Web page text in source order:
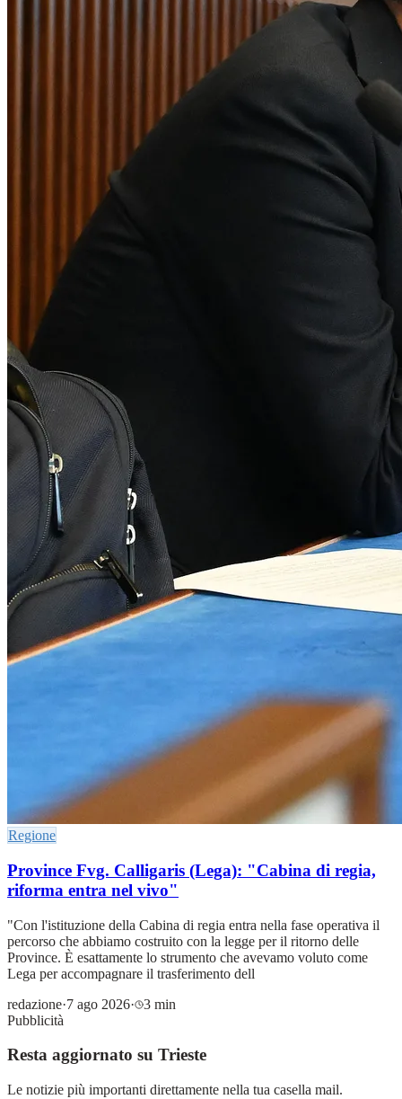
Regione
Province Fvg. Calligaris (Lega): "Cabina di regia,
riforma entra nel vivo"
"Con l'istituzione della Cabina di regia entra nella fase operativa il
percorso che abbiamo costruito con la legge per il ritorno delle
Province. È esattamente lo strumento che avevamo voluto come
Lega per accompagnare il trasferimento dell
redazione·7 ago 2026·
3 min
Pubblicità
Resta aggiornato su Trieste
Le notizie più importanti direttamente nella tua casella mail.